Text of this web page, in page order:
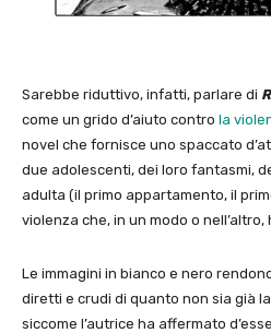
Sarebbe riduttivo, infatti, parlare di
come un grido d’aiuto contro la
novel che fornisce uno spaccato
due adolescenti, dei loro fantasmi,
adulta (il primo appartamento, il
violenza che, in un modo o
Le immagini in bianco e nero
diretti e crudi di quanto non sia già
siccome l’autrice ha affermato